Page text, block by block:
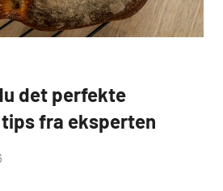
det perfekte
fra eksperten